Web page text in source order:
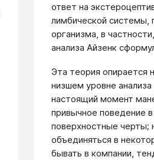
ответ на
лимбической системы,
организма, в
анализа Айзенк
Эта теория опирается
низшем уровне
настоящий момент
привычное поведение
поверхностные черты;
объединяться в
бывать в компании,